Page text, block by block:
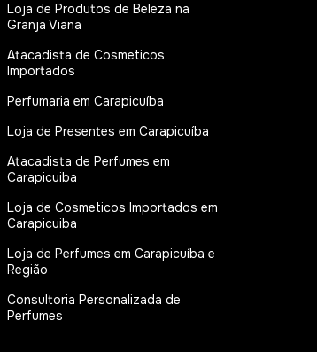
Loja de Produtos de Beleza na
Granja Viana
Atacadista de Cosmeticos
Importados
Perfumaria em Carapicuíba
Loja de Presentes em Carapicuíba
Atacadista de Perfumes em
Carapicuiba
Loja de Cosmeticos Importados em
Carapicuiba
Loja de Perfumes em Carapicuíba e
Região
Consultoria Personalizada de
Perfumes